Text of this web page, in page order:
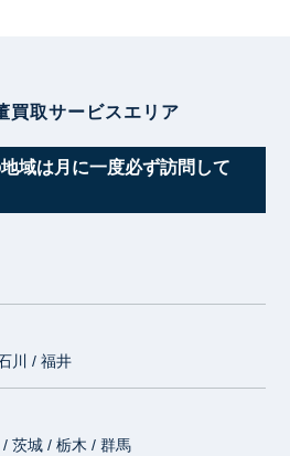
買取サービスエリア
域は月に一度必ず訪問して
川 / 福井
茨城 / 栃木 / 群馬